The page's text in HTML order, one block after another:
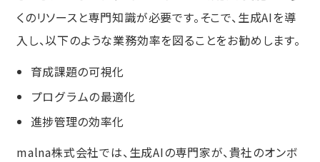
くのリソースと専門知識が必要です。そこで、生成AIを導
入し、以下のような業務効率を図ることをお勧めします。
育成課題の可視化
プログラムの最適化
進捗管理の効率化
malna株式会社では、生成AIの専門家が、貴社のオンボ